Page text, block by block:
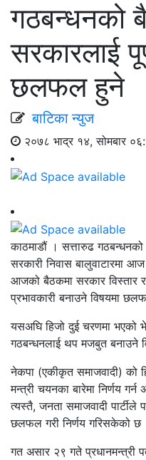
गठबन्धनको
सरकारलाई
छलफल हुने
बाटिका न्युज
२०७८ भाद्र १४, सोमबार
काठमाडौं । सत्तारुढ
सरकारी निवास बालुवाटारमा
आजको बैठकमा सरकार विस्तार
प्रभावकारी बनाउने विषयमा
यसअघि हिजो दुई चरणमा भएको
गठबन्धनलाई थप मजबुत बनाउने
नेकपा (एकीकृत समाजवादी)
मन्त्री चयनका बारेमा निर्णय गर्न
त्यस्तै, जनता समाजवादी
छलफल गरी निर्णय गरिसकेको छ
गत असार २९ गते प्रधानमन्त्री